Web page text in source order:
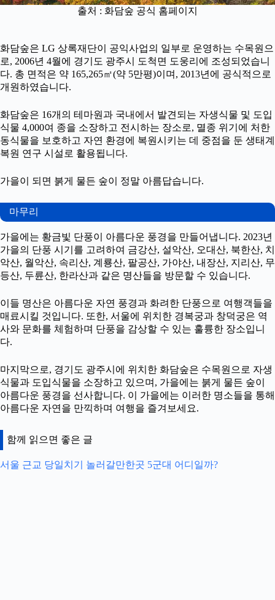
출처 : 화담숲 공식 홈페이지
화담숲은 LG 상록재단이 공익사업의 일부로 운영하는 수목원으
로, 2006년 4월에 경기도 광주시 도척면 도웅리에 조성되었습니
다. 총 면적은 약 165,265㎡(약 5만평)이며, 2013년에 공식적으로
개원하였습니다.
화담숲은 16개의 테마원과 국내에서 발견되는 자생식물 및 도입
식물 4,000여 종을 소장하고 전시하는 장소로, 멸종 위기에 처한
동식물을 보호하고 자연 환경에 복원시키는 데 중점을 둔 생태계
복원 연구 시설로 활용됩니다.
가을이 되면 붉게 물든 숲이 정말 아름답습니다.
마무리
가을에는 황금빛 단풍이 아름다운 풍경을 만들어냅니다. 2023년
가을의 단풍 시기를 고려하여 금강산, 설악산, 오대산, 북한산, 치
악산, 월악산, 속리산, 계룡산, 팔공산, 가야산, 내장산, 지리산, 무
등산, 두륜산, 한라산과 같은 명산들을 방문할 수 있습니다.
이들 명산은 아름다운 자연 풍경과 화려한 단풍으로 여행객들을
매료시킬 것입니다. 또한, 서울에 위치한 경복궁과 창덕궁은 역
사와 문화를 체험하며 단풍을 감상할 수 있는 훌륭한 장소입니
다.
마지막으로, 경기도 광주시에 위치한 화담숲은 수목원으로 자생
식물과 도입식물을 소장하고 있으며, 가을에는 붉게 물든 숲이
아름다운 풍경을 선사합니다. 이 가을에는 이러한 명소들을 통해
아름다운 자연을 만끽하며 여행을 즐겨보세요.
함께 읽으면 좋은 글
서울 근교 당일치기 놀러갈만한곳 5군대 어디일까?